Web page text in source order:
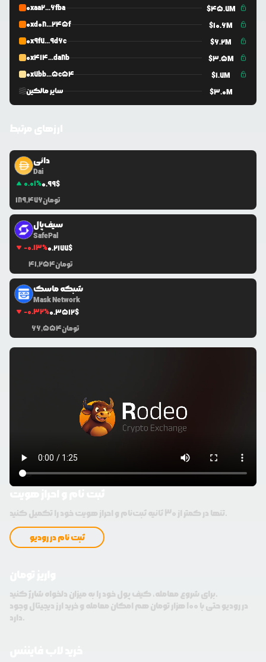
0xaa2...6fba $45.7M
0xd08...245f
$10.6M
0x9f7...9d6c
$6.2M
0x414...da8b
$3.5M
0x7bb...5c54
$1.7M
سایر مالکین
$3.0M
دائی
Dai
0.01%0.99$
189,476تومان
سیف‌پال
SafePal
-0.13%0.2177$
41,254تومان
شبکه ماسک
Mask Network
-0.32%0.3512$
66,554تومان
تنها در کمتر از 30 ثانیه ثبت‌نام و احراز هویت خود را تکمیل کنید.
ثبت نام در رودیو
برای شروع معامله، کیف پول خود را به میزان دلخواه شارژ کنید.
در رودیو حتی با 100 هزار تومان هم امکان معامله و خرید ارز دیجیتال وجود
دارد.